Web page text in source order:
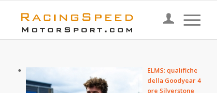
ELMS: qualifiche
della Goodyear 4
ore Silverstone